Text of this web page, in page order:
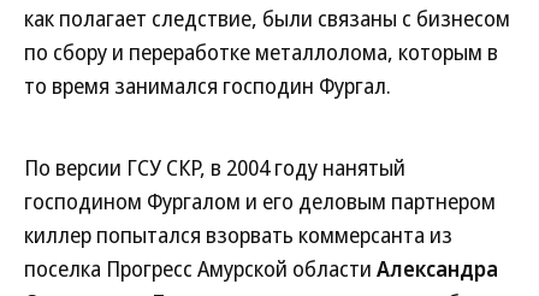
как полагает следствие, были связаны с бизнесом
по сбору и переработке металлолома, которым в
то время занимался господин Фургал.
По версии ГСУ СКР, в 2004 году нанятый
господином Фургалом и его деловым партнером
киллер попытался взорвать коммерсанта из
поселка Прогресс Амурской области Александра